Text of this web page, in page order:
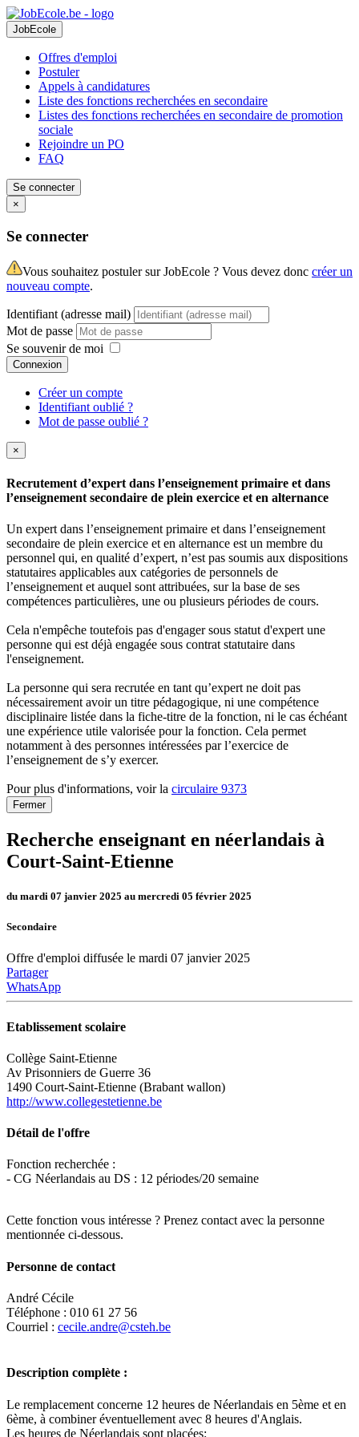
JobEcole
Offres d'emploi
Postuler
Appels à candidatures
Liste des fonctions recherchées en secondaire
Listes des fonctions recherchées en secondaire de promotion
sociale
Rejoindre un PO
FAQ
Se connecter
×
Se connecter
Vous souhaitez postuler sur JobEcole ? Vous devez donc créer un
nouveau compte.
Identifiant (adresse mail)
Mot de passe
Se souvenir de moi
Connexion
Créer un compte
Identifiant oublié ?
Mot de passe oublié ?
×
Recrutement d’expert dans l’enseignement primaire et dans
l’enseignement secondaire de plein exercice et en alternance
Un expert dans l’enseignement primaire et dans l’enseignement
secondaire de plein exercice et en alternance est un membre du
personnel qui, en qualité d’expert, n’est pas soumis aux dispositions
statutaires applicables aux catégories de personnels de
l’enseignement et auquel sont attribuées, sur la base de ses
compétences particulières, une ou plusieurs périodes de cours.
Cela n'empêche toutefois pas d'engager sous statut d'expert une
personne qui est déjà engagée sous contrat statutaire dans
l'enseignement.
La personne qui sera recrutée en tant qu’expert ne doit pas
nécessairement avoir un titre pédagogique, ni une compétence
disciplinaire listée dans la fiche-titre de la fonction, ni le cas échéant
une expérience utile valorisée pour la fonction. Cela permet
notamment à des personnes intéressées par l’exercice de
l’enseignement de s’y exercer.
Pour plus d'informations, voir la circulaire 9373
Fermer
Recherche enseignant en néerlandais à
Court-Saint-Etienne
du mardi 07 janvier 2025 au mercredi 05 février 2025
Secondaire
Offre d'emploi diffusée le mardi 07 janvier 2025
Partager
WhatsApp
Etablissement scolaire
Collège Saint-Etienne
Av Prisonniers de Guerre 36
1490 Court-Saint-Etienne (Brabant wallon)
http://www.collegestetienne.be
Détail de l'offre
Fonction recherchée :
- CG Néerlandais au DS : 12 périodes/20 semaine
Cette fonction vous intéresse ? Prenez contact avec la personne
mentionnée ci-dessous.
Personne de contact
André Cécile
Téléphone : 010 61 27 56
Courriel : cecile.andre@csteh.be
Description complète :
Le remplacement concerne 12 heures de Néerlandais en 5ème et en
6ème, à combiner éventuellement avec 8 heures d'Anglais.
Les heures de Néerlandais sont placées: